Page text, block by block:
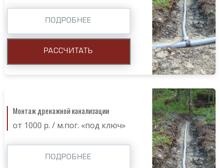
ПОДРОБНЕЕ
РАССЧИТАТЬ
Монтаж дренажной канализации
от 1000 р. / м.пог. «под ключ»
ПОДРОБНЕЕ